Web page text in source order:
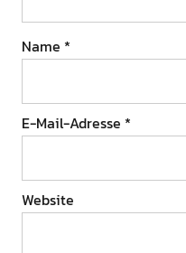
Name *
E-Mail-Adresse *
Website